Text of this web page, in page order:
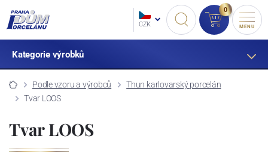
CZK
0
MENU
Kategorie výrobků
Podle vzoru a výrobců
Thun karlovarský porcelán
Tvar LOOS
Tvar LOOS